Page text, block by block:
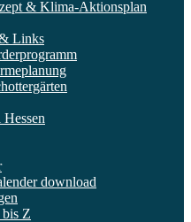
& Klima-Aktionsplan
Links
download
Z